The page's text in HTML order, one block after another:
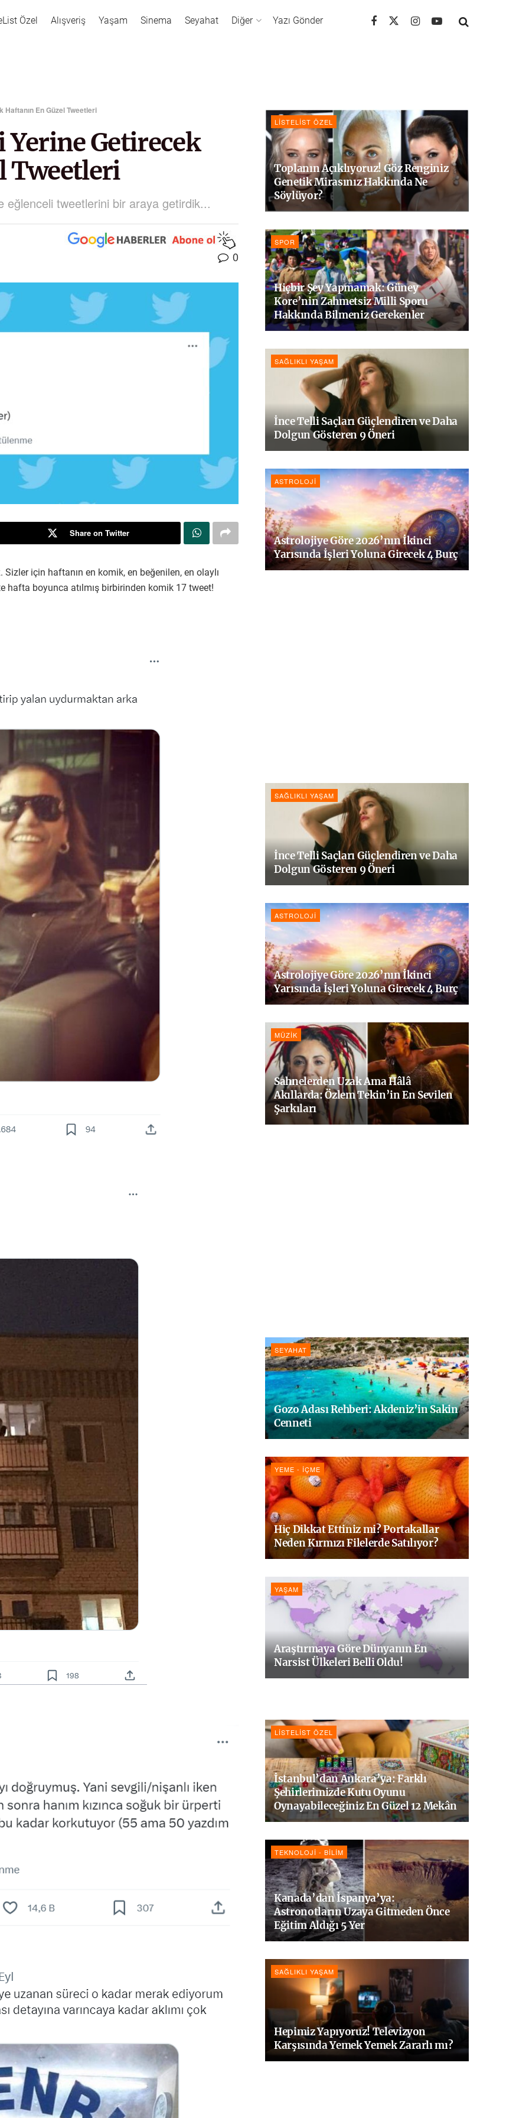
Özel Alışveriş Yaşam Sinema Seyahat Diğer Yazı Gönder
En Güzel Tweetleri
Getirecek
Tweetleri
eğlenceli tweetlerini bir araya getirdik...
0
Share on Twitter
için haftanın en komik, en beğenilen, en olaylı
hafta boyunca atılmış birbirinden komik 17 tweet!
LISTELIST ÖZEL
Toplanın Açıklıyoruz! Göz Renginiz
Genetik Mirasınız Hakkında Ne
Söylüyor?
SPOR
Hiçbir Şey Yapmamak: Güney
Kore’nin Zahmetsiz Milli Sporu
Hakkında Bilmeniz Gerekenler
SAĞLIKLI YAŞAM
İnce Telli Saçları Güçlendiren ve Daha
Dolgun Gösteren 9 Öneri
ASTROLOJI
Astrolojiye Göre 2026’nın İkinci
Yarısında İşleri Yoluna Girecek 4 Burç
SAĞLIKLI YAŞAM
İnce Telli Saçları Güçlendiren ve Daha
Dolgun Gösteren 9 Öneri
ASTROLOJI
Astrolojiye Göre 2026’nın İkinci
Yarısında İşleri Yoluna Girecek 4 Burç
MÜZIK
Sahnelerden Uzak Ama Hâlâ
Akıllarda: Özlem Tekin’in En Sevilen
Şarkıları
SEYAHAT
Gozo Adası Rehberi: Akdeniz’in Sakin
Cenneti
YEME - İÇME
Hiç Dikkat Ettiniz mi? Portakallar
Neden Kırmızı Filelerde Satılıyor?
YAŞAM
Araştırmaya Göre Dünyanın En
Narsist Ülkeleri Belli Oldu!
LISTELIST ÖZEL
İstanbul’dan Ankara’ya: Farklı
Şehirlerimizde Kutu Oyunu
Oynayabileceğiniz En Güzel 12 Mekân
TEKNOLOJI - BILIM
Kanada’dan İspanya’ya:
Astronotların Uzaya Gitmeden Önce
Eğitim Aldığı 5 Yer
SAĞLIKLI YAŞAM
Hepimiz Yapıyoruz! Televizyon
Karşısında Yemek Yemek Zararlı mı?